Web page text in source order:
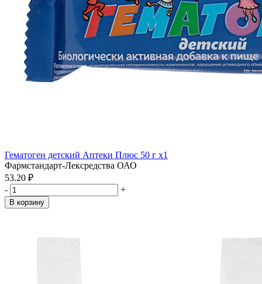
Гематоген детский Аптеки Плюс 50 г x1
Фармстандарт-Лексредства ОАО
53.20 ₽
-
+
В корзину